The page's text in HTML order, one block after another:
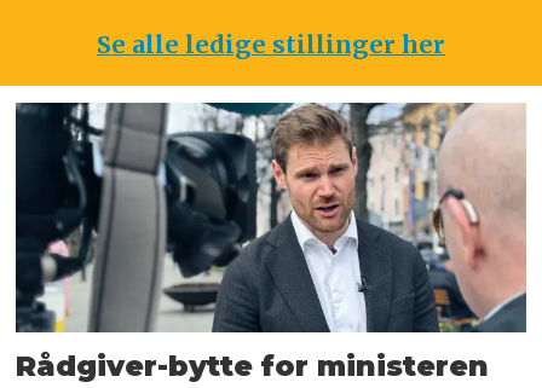
Se alle ledige stillinger her
Rådgiver-bytte for ministeren